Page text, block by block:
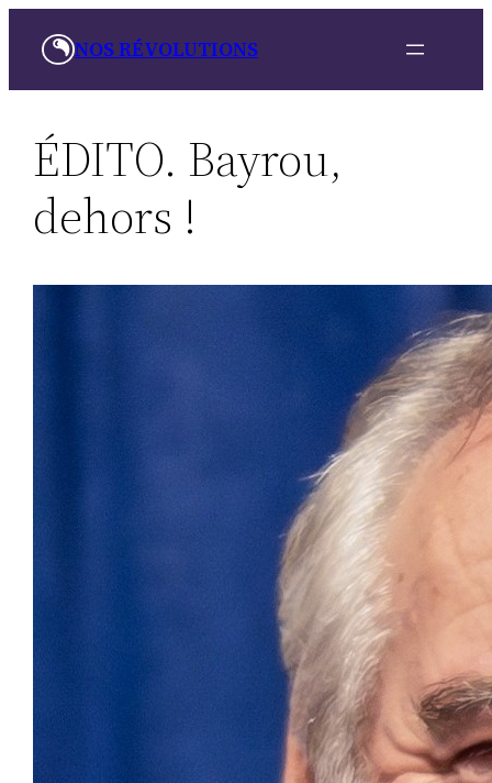
NOS RÉVOLUTIONS
ÉDITO. Bayrou,
dehors !